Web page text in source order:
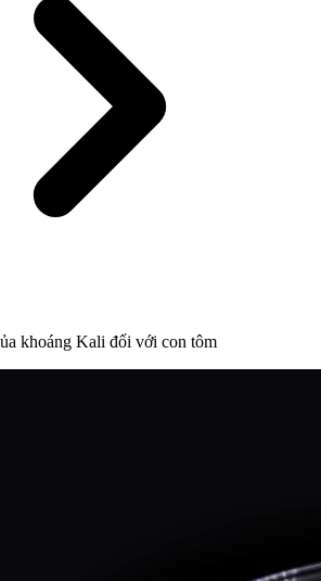
khoáng Kali đối với con tôm